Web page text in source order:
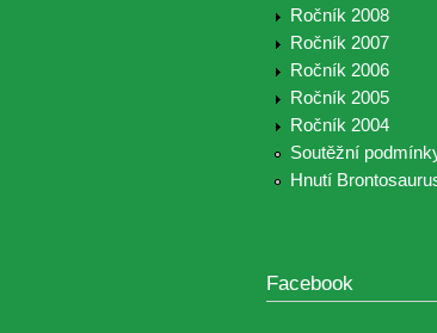
Ročník 2008
Ročník 2007
Ročník 2006
Ročník 2005
Ročník 2004
Soutěžní
Hnutí
Facebook